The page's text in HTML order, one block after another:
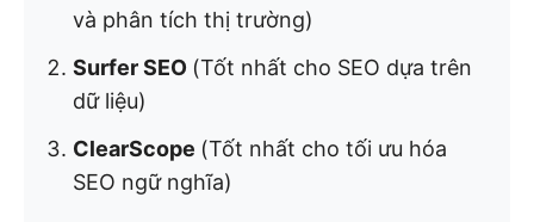
và phân tích thị trường)
Surfer SEO (Tốt nhất cho SEO dựa trên
dữ liệu)
ClearScope (Tốt nhất cho tối ưu hóa
SEO ngữ nghĩa)